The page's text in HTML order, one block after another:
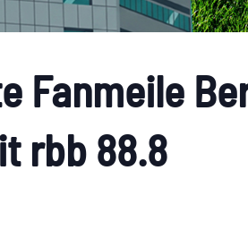
Fanmeile
rbb 88.8